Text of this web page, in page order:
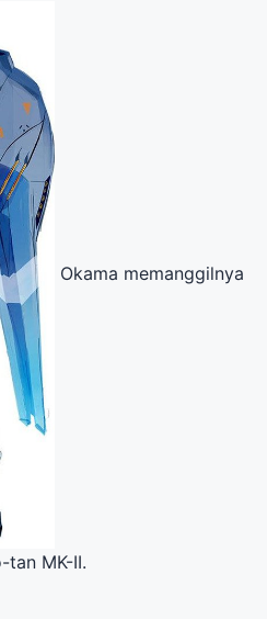
Okama memanggilnya
tan MK-II.